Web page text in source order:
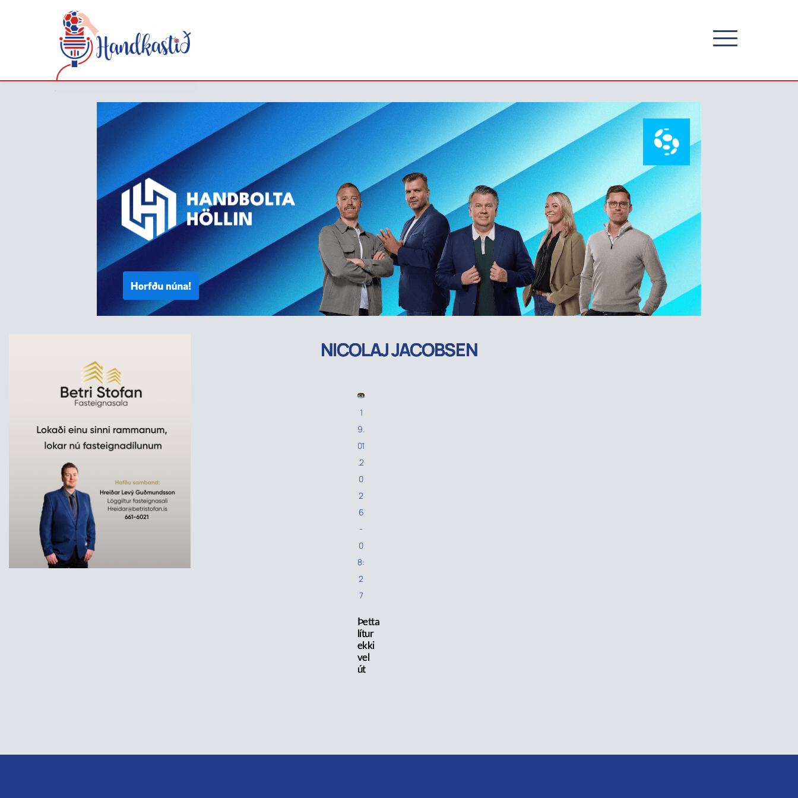
NICOLAJ JACOBSEN
1
9.
01
.2
0
2
6
-
0
8:
2
7
Þetta
lítur
ekki
vel
út